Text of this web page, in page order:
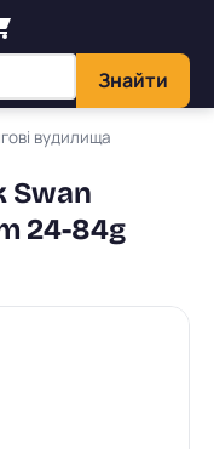
Знайти
вудилища
Swan
24-84g